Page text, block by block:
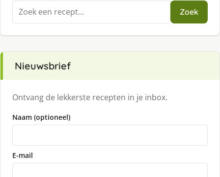
Zoeken
naar:
Zoek
Nieuwsbrief
Ontvang de lekkerste recepten in je inbox.
Naam (optioneel)
E-mail